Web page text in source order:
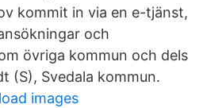
kommit in via en e-tjänst,
och
övriga kommun och dels
(S), Svedala kommun.
images